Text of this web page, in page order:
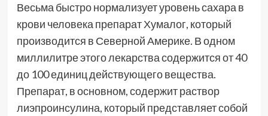
Весьма быстро нормализует уровень сахара в
крови человека препарат Хумалог, который
производится в Северной Америке. В одном
миллилитре этого лекарства содержится от 40
до 100 единиц действующего вещества.
Препарат, в основном, содержит раствор
лиэпроинсулина, который представляет собой